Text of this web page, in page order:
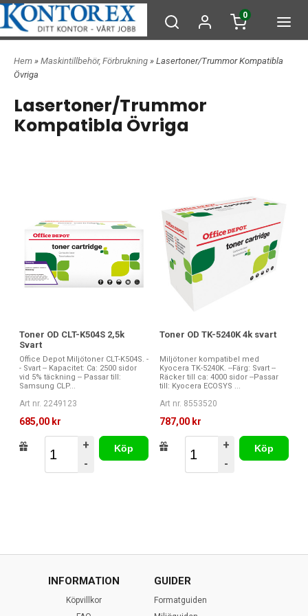
0
Hem » Maskintillbehör, Förbrukning » Lasertoner/Trummor Kompatibla
Övriga
Lasertoner/Trummor
Kompatibla Övriga
Toner OD CLT-K504S 2,5k
Svart
Office Depot Miljötoner CLT-K504S. -
- Svart -- Kapacitet: Ca: 2500 sidor
vid 5% täckning -- Passar till:
Samsung CLP...
Art nr. 2249123
685,00 kr
+
-
Köp
Toner OD TK-5240K 4k svart
Miljötoner kompatibel med
Kyocera TK-5240K. --Färg: Svart --
Räcker till ca: 4000 sidor --Passar
till: Kyocera ECOSYS ...
Art nr. 8553520
787,00 kr
+
-
Köp
INFORMATION
Köpvillkor
GUIDER
Formatguiden